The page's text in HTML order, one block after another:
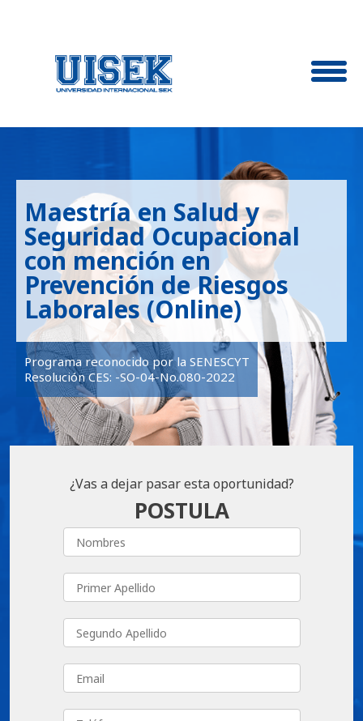
Maestría en Salud y
Seguridad Ocupacional
con mención en
Prevención de Riesgos
Laborales (Online)
Programa reconocido por la SENESCYT
Resolución CES: -SO-04-No.080-2022
¿Vas a dejar pasar esta oportunidad?
POSTULA